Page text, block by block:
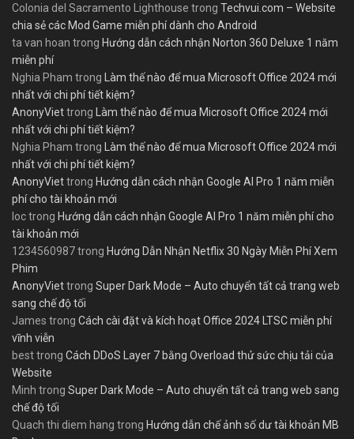
Colonia del Sacramento Lighthouse trong Techvui.com – Website
chia sẻ các Mod Game miễn phí dành cho Android
ta van hoan trong Hướng dẫn cách nhận Norton 360 Deluxe 1 năm
miễn phí
Nghia Pham trong Làm thế nào để mua Microsoft Office 2024 mới
nhất với chi phí tiết kiệm?
AnonyViettrong Làm thế nào để mua Microsoft Office 2024 mới
nhất với chi phí tiết kiệm?
Nghia Pham trong Làm thế nào để mua Microsoft Office 2024 mới
nhất với chi phí tiết kiệm?
AnonyViettrong Hướng dẫn cách nhận Google AI Pro 1 năm miễn
phí cho tài khoản mới
loctrong Hướng dẫn cách nhận Google AI Pro 1 năm miễn phí cho
tài khoản mới
1234560987trong Hướng Dẫn Nhận Netflix 30 Ngày Miễn Phí Xem
Phim
AnonyViettrong Super Dark Mode – Auto chuyển tất cả trang web
sang chế độ tối
James trong Cách cài đặt và kích hoạt Office 2024 LTSC miễn phí
vĩnh viễn
besttrong Cách DDoS Layer 7 bằng Overload thử sức chịu tải của
Website
Minh trong Super Dark Mode – Auto chuyển tất cả trang web sang
chế độ tối
Quach thi diem hang trong Hướng dẫn chế ảnh số dư tài khoản MB